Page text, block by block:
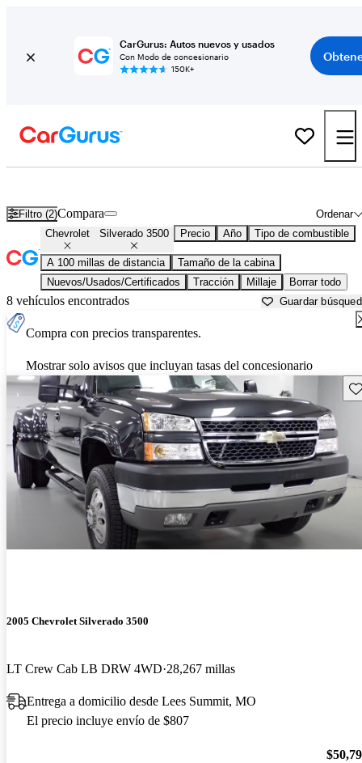
CarGurus: Autos nuevos y usados
Con Modo de concesionario
150K+
Filtro (2) Ordenar
Compara
Chevrolet Silverado 3500 Precio Año Tipo de combustible
A 100 millas de distancia
Tamaño de la cabina
Nuevos/Usados/Certificados
Tracción Millaje Borrar todo
8 vehículos encontrados Guardar
Compra con precios transparentes.
Mostrar solo avisos que incluyan tasas del concesionario
2005 Chevrolet Silverado 3500
LT Crew Cab LB DRW 4WD 28,267 millas
Entrega a domicilio desde Lees Summit, MO
El precio incluye envío de $807